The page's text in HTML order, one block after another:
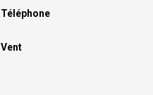
Téléphone
Vent